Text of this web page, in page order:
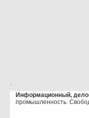
.
Информационный,
промышленность.